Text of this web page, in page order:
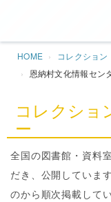
HOME コレクション
恩納村文化情報セン
コレクショ
ー
全国の図書館・資料
だき、公開していま
のから順次掲載してい